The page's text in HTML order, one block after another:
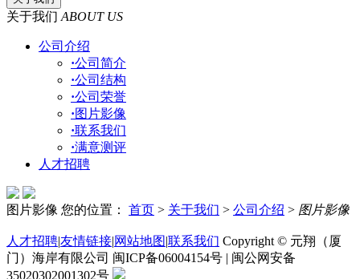
关于我们 ABOUT US
公司介绍
·公司简介
·公司结构
·公司荣誉
·图片影像
·联系我们
·满意测评
人才招聘
图片影像 您的位置： 首页 > 关于我们 > 公司介绍 > 图片影像
人才招聘|友情链接|网站地图|联系我们 Copyright © 元翔（厦
门）海岸有限公司 闽ICP备06004154号 | 闽公网安备
35020302001302号